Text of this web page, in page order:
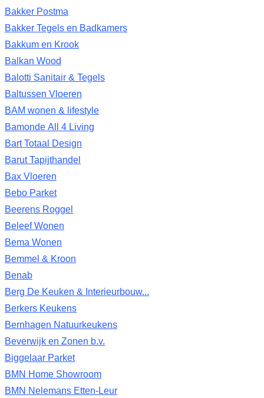
Bakker Postma
Bakker Tegels en Badkamers
Bakkum en Krook
Balkan Wood
Balotti Sanitair & Tegels
Baltussen Vloeren
BAM wonen & lifestyle
Bamonde All 4 Living
Bart Totaal Design
Barut Tapijthandel
Bax Vloeren
Bebo Parket
Beerens Roggel
Beleef Wonen
Bema Wonen
Bemmel & Kroon
Benab
Berg De Keuken & Interieurbouw...
Berkers Keukens
Bernhagen Natuurkeukens
Beverwijk en Zonen b.v.
Biggelaar Parket
BMN Home Showroom
BMN Nelemans Etten-Leur